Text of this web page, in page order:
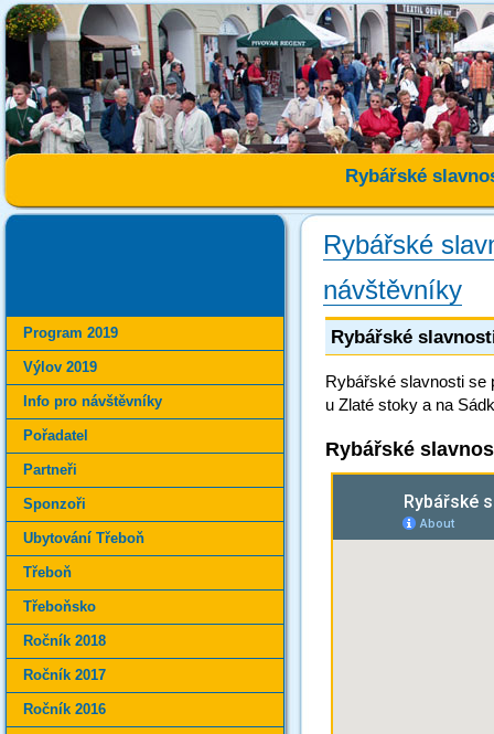
Rybářské
Rybářské
návštěvníky
Rybářské
Rybářské slavnosti se
u Zlaté stoky a na
Rybářské
Program 2019
Výlov 2019
Info pro návštěvníky
Pořadatel
Partneři
Sponzoři
Ubytování Třeboň
Třeboň
Třeboňsko
Ročník 2018
Ročník 2017
Ročník 2016